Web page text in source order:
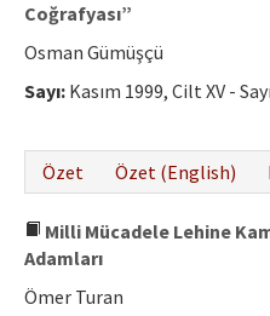
Etik İlkeler
Yazar Rehberi
Hakem Rehberi
İletişim
Coğrafyası”
Osman Gümüşçü
Sayı: Kasım 1999, Cilt XV -
Özet
Özet (English)
Milli Mücadele Lehine
Adamları
Ömer Turan